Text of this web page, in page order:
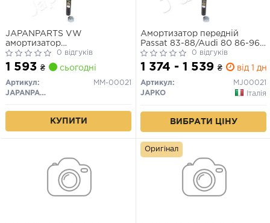
JAPANPARTS VW
амортизатор
газ.передн.Passat,Audi 80
80-
0 відгуків
1 593 ₴ сьогодні
Артикул:
MM-00021
JAPANPARTS
КУПИТИ
Амортизатор передній
Passat 83-88/Audi 80 86-96
(газ.)
0 відгуків
1 374 - 1 539 ₴ від 1 дн.
Артикул:
MJ00021
JAPKO
Італія
ВИБРАТИ ЦІНУ
Оригінал